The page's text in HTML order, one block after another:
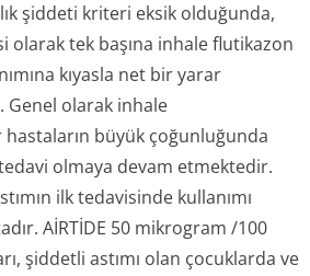
şiddeti kriteri eksik olduğunda,
olarak tek başına inhale flutikazon
kıyasla net bir yarar
olarak inhale
büyük çoğunluğunda
olmaya devam etmektedir.
ilk tedavisinde kullanımı
AİRTİDE 50 mikrogram /100
şiddetli astımı olan çocuklarda ve